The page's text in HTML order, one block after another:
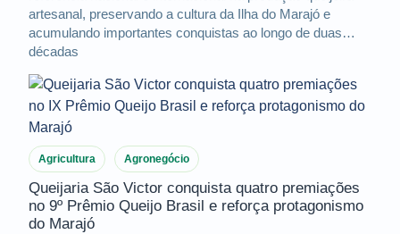
artesanal, preservando a cultura da Ilha do Marajó e
acumulando importantes conquistas ao longo de duas
décadas
Agricultura Agronegócio
Queijaria São Victor conquista quatro premiações
no 9º Prêmio Queijo Brasil e reforça protagonismo
do Marajó